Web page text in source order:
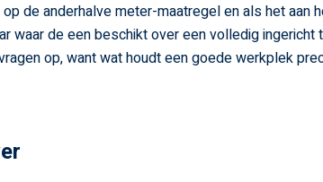
de anderhalve meter-maatregel en als het aan
waar de een beschikt over een volledig ingericht
op, want wat houdt een goede werkplek